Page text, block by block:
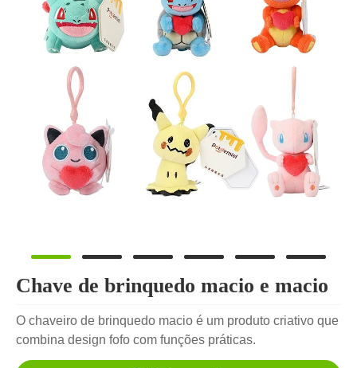
Chave de brinquedo macio e macio
O chaveiro de brinquedo macio é um produto criativo que
combina design fofo com funções práticas.